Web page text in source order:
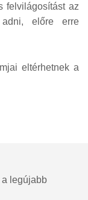
felvilágosítást az
előre erre
eltérhetnek a
a legújabb